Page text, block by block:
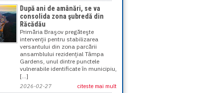
După ani de amânări, se va
consolida zona şubredă din
Răcădău
Primăria Braşov pregăteşte
intervenţii pentru stabilizarea
versantului din zona parcării
ansamblului rezidenţial Tâmpa
Gardens, unul dintre punctele
vulnerabile identificate în municipiu,
[...]
2026-02-27 citeste mai mult